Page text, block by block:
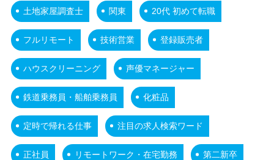
土地家屋調査士 関東 20代 初めて転職
フルリモート 技術営業 登録販売者
ハウスクリーニング 声優マネージャー
鉄道乗務員・船舶乗務員 化粧品
定時で帰れる仕事 注目の求人検索ワード
正社員 リモートワーク・在宅勤務 第二新卒